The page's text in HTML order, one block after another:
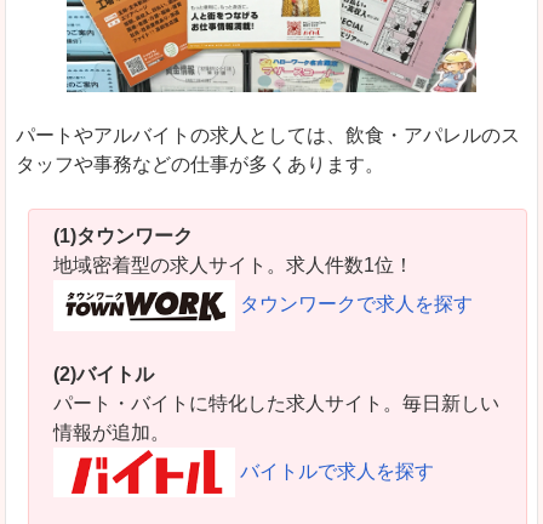
パートやアルバイトの求人としては、飲食・アパレルのス
タッフや事務などの仕事が多くあります。
(1)タウンワーク
地域密着型の求人サイト。求人件数1位！
タウンワークで求人を探す
(2)バイトル
パート・バイトに特化した求人サイト。毎日新しい
情報が追加。
バイトルで求人を探す